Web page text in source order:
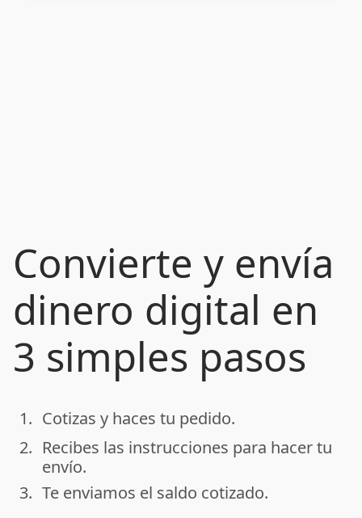
Convierte y envía
dinero digital en
3 simples pasos
done
1. Cotizas y haces tu pedido.
done
2. Recibes las instrucciones para hacer tu
envío.
done
3. Te enviamos el saldo cotizado.